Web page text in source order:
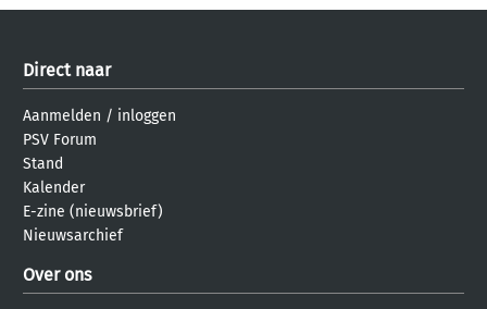
Direct naar
Aanmelden / inloggen
PSV Forum
Stand
Kalender
E-zine (nieuwsbrief)
Nieuwsarchief
Over ons